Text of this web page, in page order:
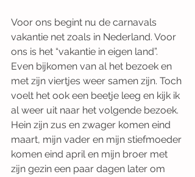
Voor ons begint nu de carnavals
vakantie net zoals in Nederland. Voor
ons is het “vakantie in eigen land”.
Even bijkomen van al het bezoek en
met zijn viertjes weer samen zijn. Toch
voelt het ook een beetje leeg en kijk ik
al weer uit naar het volgende bezoek.
Hein zijn zus en zwager komen eind
maart, mijn vader en mijn stiefmoeder
komen eind april en mijn broer met
zijn gezin een paar dagen later om